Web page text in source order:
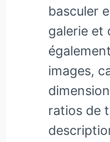
basculer
galerie et
images,
ratios de